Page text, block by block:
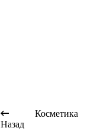
Назад
Косметика